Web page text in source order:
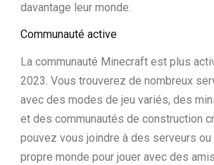
davantage leur monde.
Communauté active
La communauté Minecraft est plus
2023. Vous trouverez de nombreux
avec des modes de jeu variés, des
et des communautés de construction
pouvez vous joindre à des serveurs
propre monde pour jouer avec des